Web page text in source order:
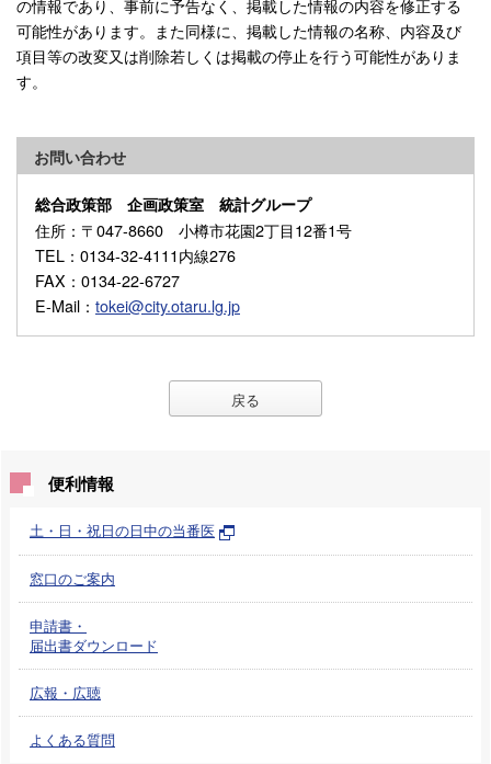
の情報であり、事前に予告なく、掲載した情報の内容を修正する
可能性があります。また同様に、掲載した情報の名称、内容及び
項目等の改変又は削除若しくは掲載の停止を行う可能性がありま
す。
お問い合わせ
総合政策部 企画政策室 統計グループ
住所 ：〒047-8660 小樽市花園2丁目12番1号
TEL ：0134-32-4111内線276
FAX ：0134-22-6727
E-Mail ： tokei@city.otaru.lg.jp
戻る
便利情報
土・日・祝日の日中の当番医
窓口のご案内
申請書・
届出書ダウンロード
広報・広聴
よくある質問